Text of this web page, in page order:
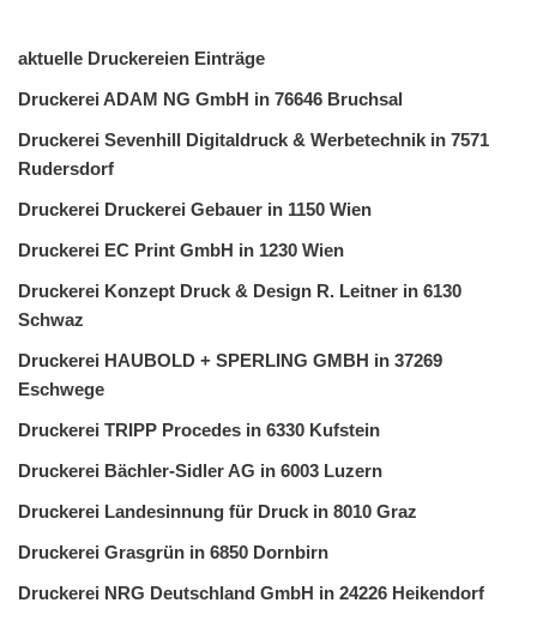
aktuelle Druckereien Einträge
Druckerei ADAM NG GmbH in 76646 Bruchsal
Druckerei Sevenhill Digitaldruck & Werbetechnik in 7571
Rudersdorf
Druckerei Druckerei Gebauer in 1150 Wien
Druckerei EC Print GmbH in 1230 Wien
Druckerei Konzept Druck & Design R. Leitner in 6130
Schwaz
Druckerei HAUBOLD + SPERLING GMBH in 37269
Eschwege
Druckerei TRIPP Procedes in 6330 Kufstein
Druckerei Bächler-Sidler AG in 6003 Luzern
Druckerei Landesinnung für Druck in 8010 Graz
Druckerei Grasgrün in 6850 Dornbirn
Druckerei NRG Deutschland GmbH in 24226 Heikendorf